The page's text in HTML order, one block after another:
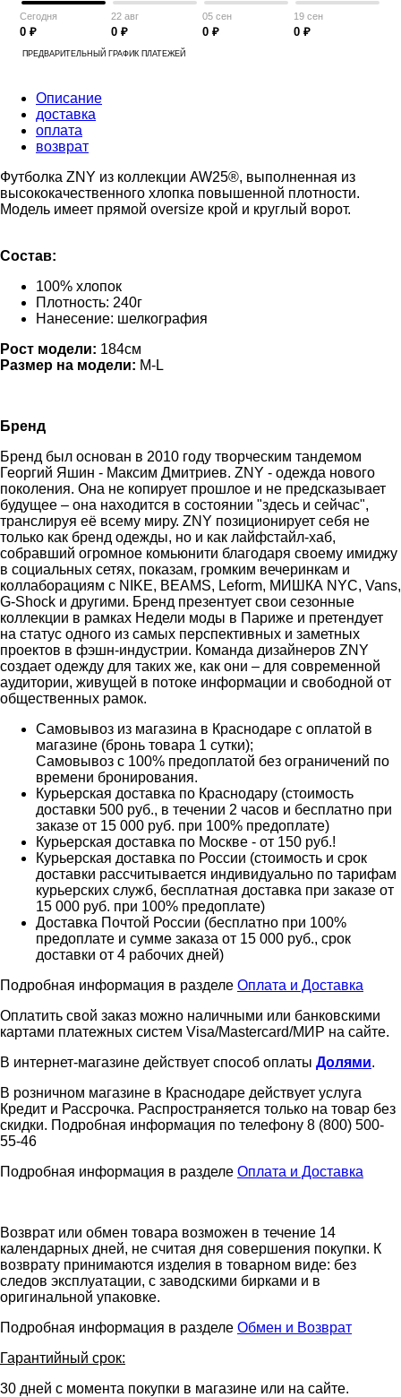
Сегодня
0 ₽
22 авг
0 ₽
05 сен
0 ₽
19 сен
0 ₽
ПРЕДВАРИТЕЛЬНЫЙ ГРАФИК ПЛАТЕЖЕЙ
Описание
доставка
оплата
возврат
Футболка ZNY из коллекции AW25®, выполненная из
высококачественного хлопка повышенной плотности.
Модель имеет прямой oversize крой и круглый ворот.
Состав:
100% хлопок
Плотность: 240г
Нанесение: шелкография
Рост модели: 184см
Размер на модели: M-L
Бренд
Бренд был основан в 2010 году творческим тандемом
Георгий Яшин - Максим Дмитриев. ZNY - одежда нового
поколения. Она не копирует прошлое и не предсказывает
будущее – она находится в состоянии "здесь и сейчас",
транслируя её всему миру. ZNY позиционирует себя не
только как бренд одежды, но и как лайфстайл-хаб,
собравший огромное комьюнити благодаря своему имиджу
в социальных сетях, показам, громким вечеринкам и
коллаборациям с NIKE, BEAMS, Leform, МИШКА NYC, Vans,
G-Shock и другими. Бренд презентует свои сезонные
коллекции в рамках Недели моды в Париже и претендует
на статус одного из самых перспективных и заметных
проектов в фэшн-индустрии. Команда дизайнеров ZNY
создает одежду для таких же, как они – для современной
аудитории, живущей в потоке информации и свободной от
общественных рамок.
Самовывоз из магазина в Краснодаре с оплатой в
магазине (бронь товара 1 сутки);
Самовывоз с 100% предоплатой без ограничений по
времени бронирования.
Курьерская доставка по Краснодару (стоимость
доставки 500 руб., в течении 2 часов и бесплатно при
заказе от 15 000 руб. при 100% предоплате)
Курьерская доставка по Москве - от 150 руб.!
Курьерская доставка по России (стоимость и срок
доставки рассчитывается индивидуально по тарифам
курьерских служб, бесплатная доставка при заказе от
15 000 руб. при 100% предоплате)
Доставка Почтой России (бесплатно при 100%
предоплате и сумме заказа от 15 000 руб., срок
доставки от 4 рабочих дней)
Подробная информация в разделе Оплата и Доставка
Оплатить свой заказ можно наличными или банковскими
картами платежных систем Visa/Mastercard/МИР на сайте.
В интернет-магазине действует способ оплаты Долями.
В розничном магазине в Краснодаре действует услуга
Кредит и Рассрочка. Распространяется только на товар без
скидки. Подробная информация по телефону 8 (800) 500-
55-46
Подробная информация в разделе Оплата и Доставка
Возврат или обмен товара возможен в течение 14
календарных дней, не считая дня совершения покупки. К
возврату принимаются изделия в товарном виде: без
следов эксплуатации, с заводскими бирками и в
оригинальной упаковке.
Подробная информация в разделе Обмен и Возврат
Гарантийный срок:
30 дней с момента покупки в магазине или на сайте.